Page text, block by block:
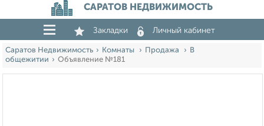
САРАТОВ НЕДВИЖИМОСТЬ
Закладки Личный кабинет
Саратов Недвижимость Комнаты Продажа
В
общежитии
Объявление №181